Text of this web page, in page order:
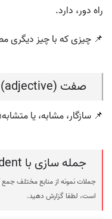
راه دور، دارد.
📌 چیزی که با چیز دیگری
صفت (adjective)
📌 سازگار، مشابه، یا
جمله سازی با correspondent
جملات نمونه از منابع مختلف
است، لطفا گزارش دهید.